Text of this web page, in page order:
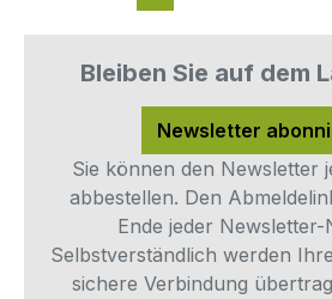
Bleiben Sie auf dem
Newsletter
Sie können den Newsletter
abbestellen. Den
Ende jeder
Selbstverständlich werden
sichere Verbindung